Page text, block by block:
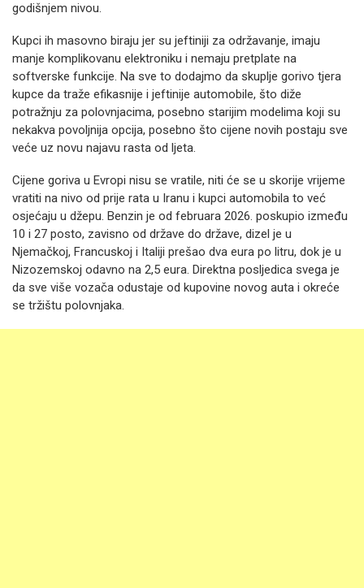
godišnjem nivou.
Kupci ih masovno biraju jer su jeftiniji za održavanje, imaju
manje komplikovanu elektroniku i nemaju pretplate na
softverske funkcije. Na sve to dodajmo da skuplje gorivo tjera
kupce da traže efikasnije i jeftinije automobile, što diže
potražnju za polovnjacima, posebno starijim modelima koji su
nekakva povoljnija opcija, posebno što cijene novih postaju sve
veće uz novu najavu rasta od ljeta.
Cijene goriva u Evropi nisu se vratile, niti će se u skorije vrijeme
vratiti na nivo od prije rata u Iranu i kupci automobila to već
osjećaju u džepu. Benzin je od februara 2026. poskupio između
10 i 27 posto, zavisno od države do države, dizel je u
Njemačkoj, Francuskoj i Italiji prešao dva eura po litru, dok je u
Nizozemskoj odavno na 2,5 eura. Direktna posljedica svega je
da sve više vozača odustaje od kupovine novog auta i okreće
se tržištu polovnjaka.